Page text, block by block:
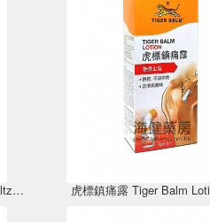
安美露醫療用配方 Super Strong Ammeltz Felbina-Ace Liquid 46ml 虎標鎮痛露 Tiger Balm